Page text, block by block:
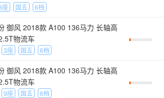
座 国五 6档
御风 2018款 A100 136马力 长轴高
物流车
3座 国五 6档
御风 2018款 A100 136马力 长轴高
物流车
9座 国五 6档